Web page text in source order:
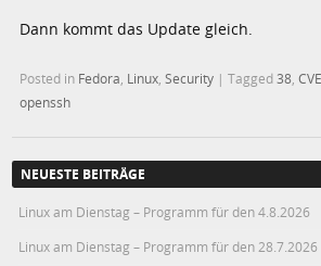
Dann kommt das Update gleich.
Posted in Fedora Linux ,Security |Tagged38 ,
openssh
NEUESTE BEITRÄGE
Linux am Dienstag – Programm für den 4.8.2026
Linux am Dienstag – Programm für den 28.7.2026